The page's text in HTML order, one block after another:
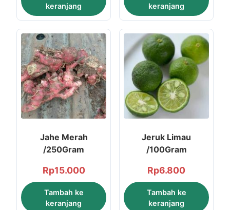
keranjang
keranjang
Jahe Merah
/250Gram
Rp15.000
Tambah ke
keranjang
Jeruk Limau
/100Gram
Rp6.800
Tambah ke
keranjang